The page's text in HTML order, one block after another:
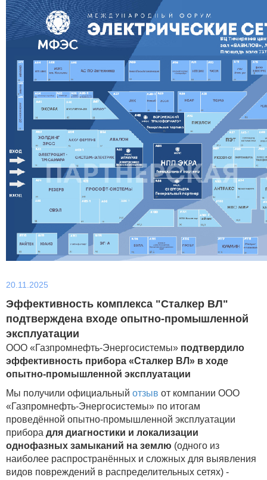
20.11.2025
Эффективность комплекса "Сталкер ВЛ"
подтверждена входе опытно-промышленной
эксплуатации
ООО «Газпромнефть‑Энергосистемы» подтвердило
эффективность прибора «Сталкер ВЛ» в ходе
опытно‑промышленной эксплуатации
Мы получили официальный отзыв от компании ООО
«Газпромнефть‑Энергосистемы» по итогам
проведённой опытно‑промышленной эксплуатации
прибора для диагностики и локализации
однофазных замыканий на землю (одного из
наиболее распространённых и сложных для выявления
видов повреждений в распределительных сетях) -